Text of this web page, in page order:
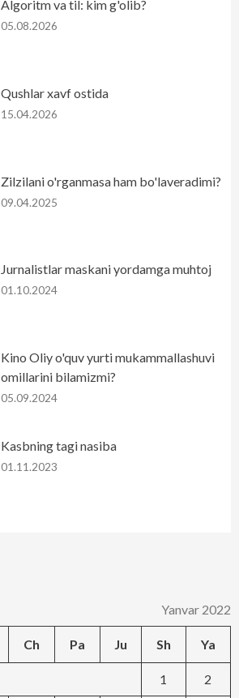
Algoritm va til: kim g'olib?
05.08.2026
Qushlar xavf ostida
15.04.2026
Zilzilani o'rganmasa ham bo'laveradimi?
09.04.2025
Jurnalistlar maskani yordamga muhtoj
01.10.2024
Kino Oliy o'quv yurti mukammallashuvi
omillarini bilamizmi?
05.09.2024
Kasbning tagi nasiba
01.11.2023
Yanvar 2022
Ch Pa Ju Sh Ya
1 2